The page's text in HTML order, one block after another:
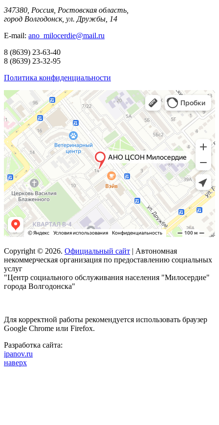
347380, Россия, Ростовская область,
город Волгодонск, ул. Дружбы, 14
E-mail: ano_milocerdie@mail.ru
8 (8639) 23-63-40
8 (8639) 23-32-95
Политика конфиденциальности
Copyright © 2026. Официальный сайт | Автономная
некоммерческая организация по предоставлению социальных
услуг
"Центр социального обслуживания населения "Милосердие"
города Волгодонска"
Для корректной работы рекомендуется использовать браузер
Google Chrome или Firefox.
Разработка сайта:
ipanov.ru
наверх